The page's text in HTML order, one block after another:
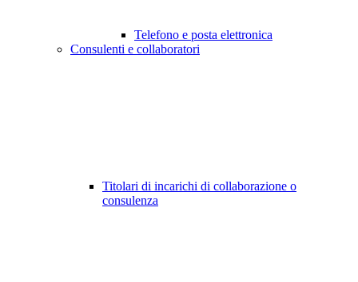
Telefono e posta elettronica
Consulenti e collaboratori
Titolari di incarichi di collaborazione o
consulenza